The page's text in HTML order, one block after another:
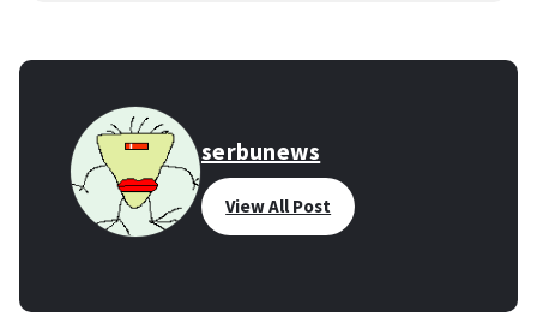
serbunews
View All Post